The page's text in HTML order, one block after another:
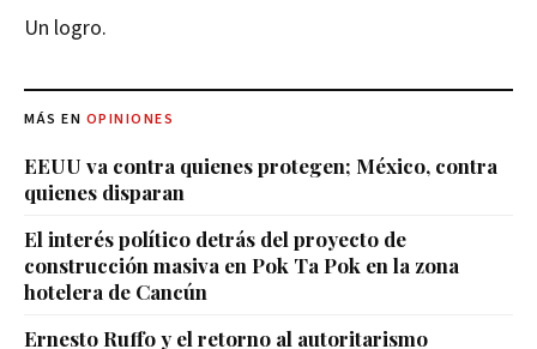
Un logro.
MÁS EN OPINIONES
EEUU va contra quienes protegen; México, contra
quienes disparan
El interés político detrás del proyecto de
construcción masiva en Pok Ta Pok en la zona
hotelera de Cancún
Ernesto Ruffo y el retorno al autoritarismo